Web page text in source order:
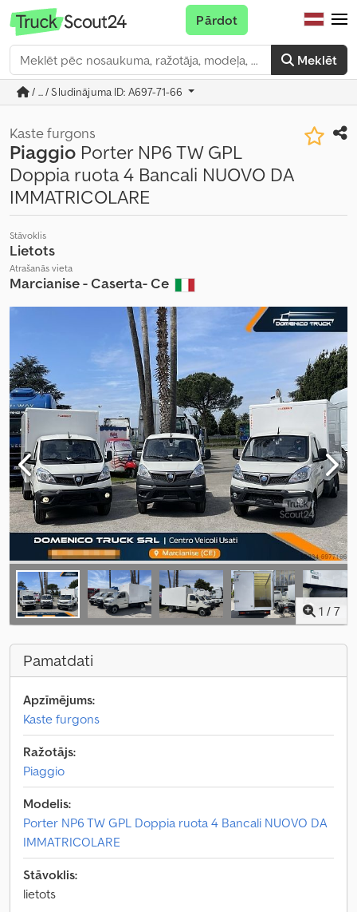
Meklēt
Pārdot
/ ... / Sludinājuma ID: A697-71-66
Kaste furgons
Piaggio Porter NP6 TW GPL
Doppia ruota 4 Bancali NUOVO DA
IMMATRICOLARE
Stāvoklis
Lietots
Atrašanās vieta
Marcianise - Caserta- Ce
1 / 7
Pamatdati
Apzīmējums:
Kaste furgons
Ražotājs:
Piaggio
Modelis:
Porter NP6 TW GPL Doppia ruota 4 Bancali NUOVO DA
IMMATRICOLARE
Stāvoklis:
lietots